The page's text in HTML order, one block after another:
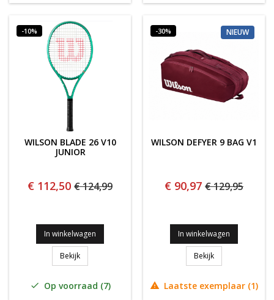
-10%
WILSON BLADE 26 V10
JUNIOR
€ 112,50 € 124,99
In winkelwagen
BekijkWILSON BLADE 26 V10 JUNIOR
 Op voorraad (7)
-30% NIEUW
WILSON DEFYER 9 BAG V1
€ 90,97 € 129,95
In winkelwagen
BekijkWILSON DEFYER
 Laatste exemplaar (1)